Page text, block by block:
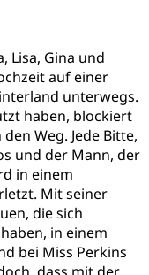
Lisa, Gina und
auf einer
unterwegs.
haben, blockiert
Weg. Jede Bitte,
und der Mann, der
in einem
Mit seiner
die sich
in einem
bei Miss Perkins